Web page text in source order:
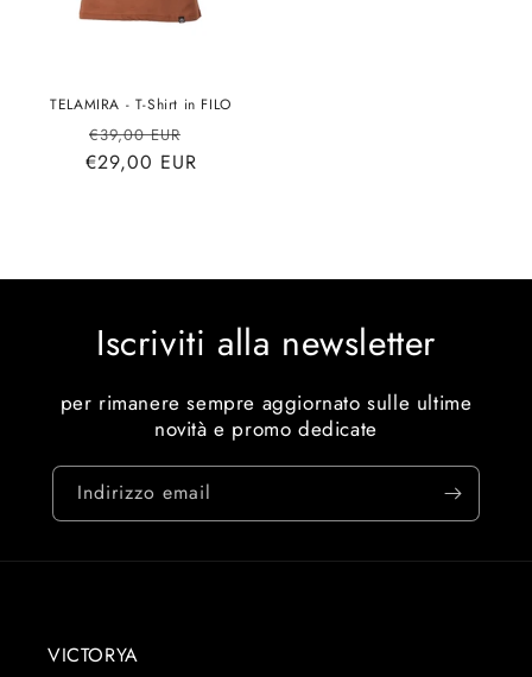
TELAMIRA - T-Shirt in FILO
Prezzo
di
€39,00 EUR
scontato
€29,00 EUR
Iscriviti alla newsletter
per rimanere sempre aggiornato sulle ultime
novità e promo dedicate
Indirizzo email
VICTORYA